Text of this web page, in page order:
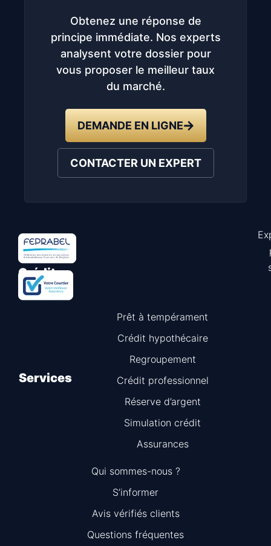
Obtenez une réponse de
principe immédiate. Nos experts
analysent votre dossier pour
vous proposer le meilleur taux
du marché.
DEMANDE EN LIGNE
CONTACTER UN EXPERT
Astuce
Crédit
Services
Prêt à tempérament
Crédit hypothécaire
Regroupement
Crédit professionnel
Réserve d’argent
Simulation crédit
Assurances
Information
Qui sommes-nous ?
S’informer
Avis vérifiés clients
Questions fréquentes